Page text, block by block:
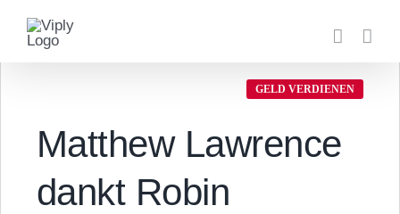
Inhalt
springen
GELD VERDIENEN
Matthew Lawrence
dankt Robin